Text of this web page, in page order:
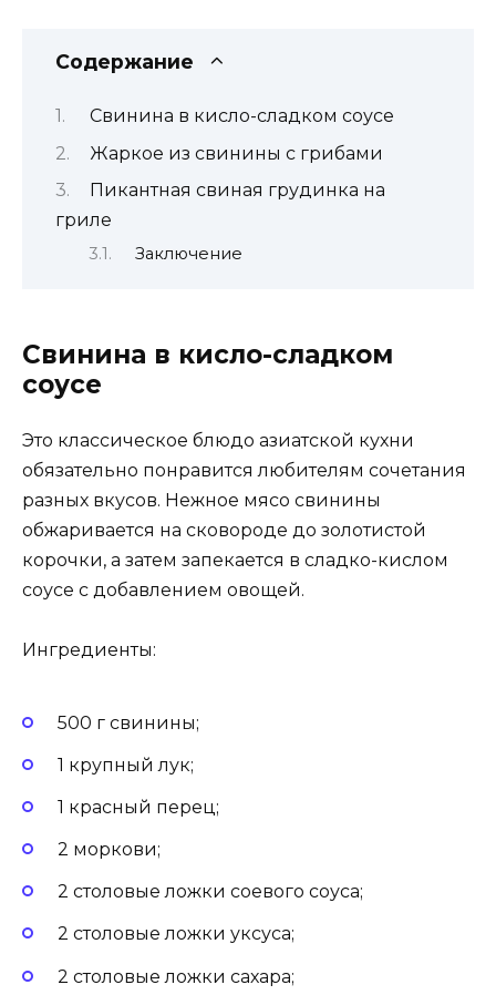
Содержание
Свинина в кисло-сладком соусе
Жаркое из свинины с грибами
Пикантная свиная грудинка на
гриле
Заключение
Свинина в кисло-сладком
соусе
Это классическое блюдо азиатской кухни
обязательно понравится любителям сочетания
разных вкусов. Нежное мясо свинины
обжаривается на сковороде до золотистой
корочки, а затем запекается в сладко-кислом
соусе с добавлением овощей.
Ингредиенты:
500 г свинины;
1 крупный лук;
1 красный перец;
2 моркови;
2 столовые ложки соевого соуса;
2 столовые ложки уксуса;
2 столовые ложки сахара;